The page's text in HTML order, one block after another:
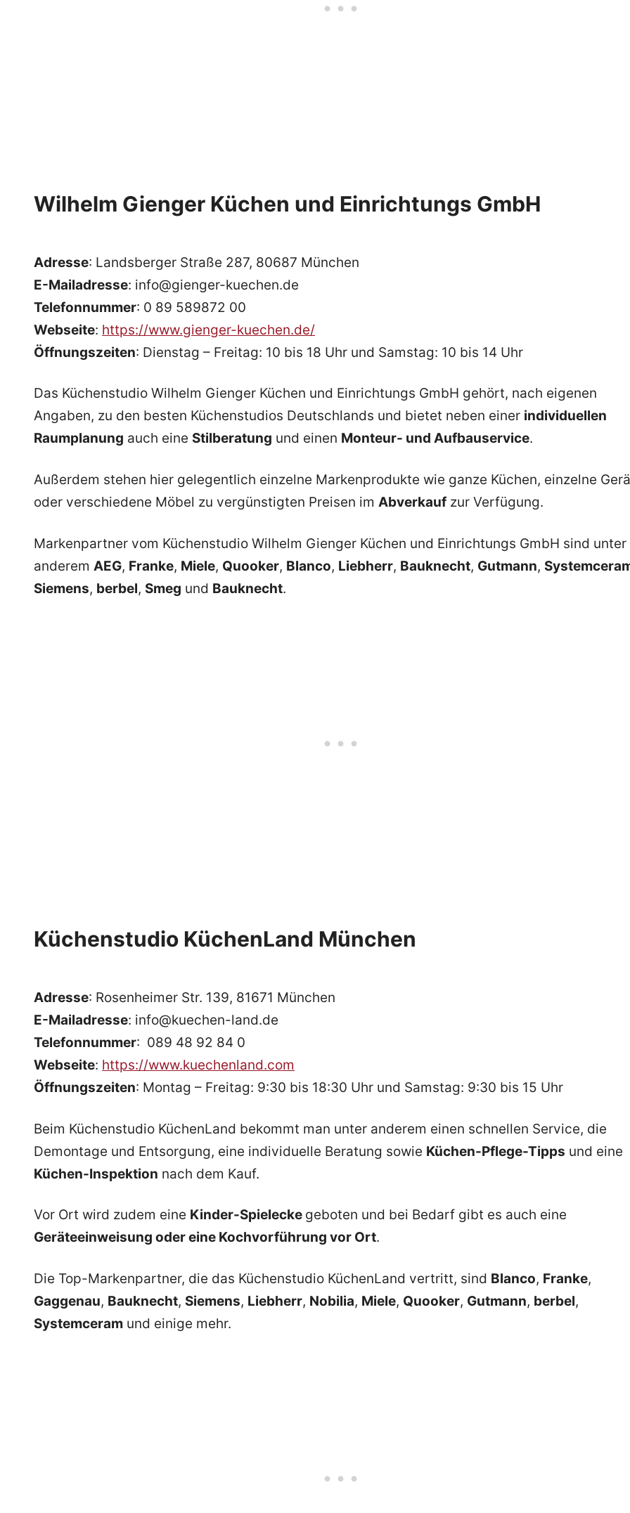
Wilhelm Gienger Küchen und Einrichtungs GmbH
Adresse: Landsberger Straße 287, 80687 München
E-Mailadresse: info@gienger-kuechen.de
Telefonnummer: 0 89 589872 00
Webseite: https://www.gienger-kuechen.de/
Öffnungszeiten: Dienstag – Freitag: 10 bis 18 Uhr und Samstag: 10 bis 14 Uhr
Das Küchenstudio Wilhelm Gienger Küchen und Einrichtungs GmbH gehört, nach eigenen
Angaben, zu den besten Küchenstudios Deutschlands und bietet neben einer individuellen
Raumplanung auch eine Stilberatung und einen Monteur- und Aufbauservice.
Außerdem stehen hier gelegentlich einzelne Markenprodukte wie ganze Küchen, einzelne
oder verschiedene Möbel zu vergünstigten Preisen im Abverkauf zur Verfügung.
Markenpartner vom Küchenstudio Wilhelm Gienger Küchen und Einrichtungs GmbH sind unter
anderem AEG, Franke, Miele, Quooker, Blanco, Liebherr, Bauknecht, Gutmann,
Siemens, berbel, Smeg und Bauknecht.
Küchenstudio KüchenLand München
Adresse: Rosenheimer Str. 139, 81671 München
E-Mailadresse: info@kuechen-land.de
Telefonnummer: 089 48 92 84 0
Webseite: https://www.kuechenland.com
Öffnungszeiten: Montag – Freitag: 9:30 bis 18:30 Uhr und Samstag: 9:30 bis 15 Uhr
Beim Küchenstudio KüchenLand bekommt man unter anderem einen schnellen Service, die
Demontage und Entsorgung, eine individuelle Beratung sowie Küchen-Pflege-Tipps und eine
Küchen-Inspektion nach dem Kauf.
Vor Ort wird zudem eine Kinder-Spielecke geboten und bei Bedarf gibt es auch eine
Geräteeinweisung oder eine Kochvorführung vor Ort.
Die Top-Markenpartner, die das Küchenstudio KüchenLand vertritt, sind Blanco, Franke,
Gaggenau, Bauknecht, Siemens, Liebherr, Nobilia, Miele, Quooker, Gutmann, berbel,
Systemceram und einige mehr.